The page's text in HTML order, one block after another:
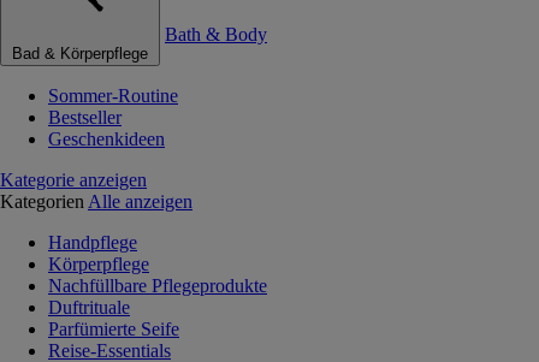
Bad & Körperpflege
Bath & Body
Sommer-Routine
Bestseller
Geschenkideen
Kategorie anzeigen
Kategorien Alle anzeigen
Handpflege
Körperpflege
Nachfüllbare Pflegeprodukte
Duftrituale
Parfümierte Seife
Reise-Essentials